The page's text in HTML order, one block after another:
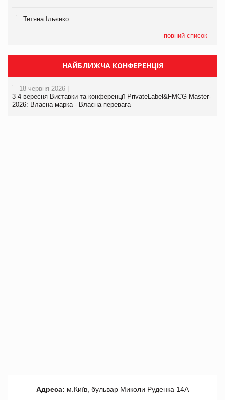
Тетяна Ільєнко
повний список
НАЙБЛИЖЧА КОНФЕРЕНЦІЯ
18 червня 2026 |
3-4 вересня Виставки та конференції PrivateLabel&FMCG Master-
2026: Власна марка - Власна перевага
Адреса: м.Київ, бульвар Миколи Руденка 14А